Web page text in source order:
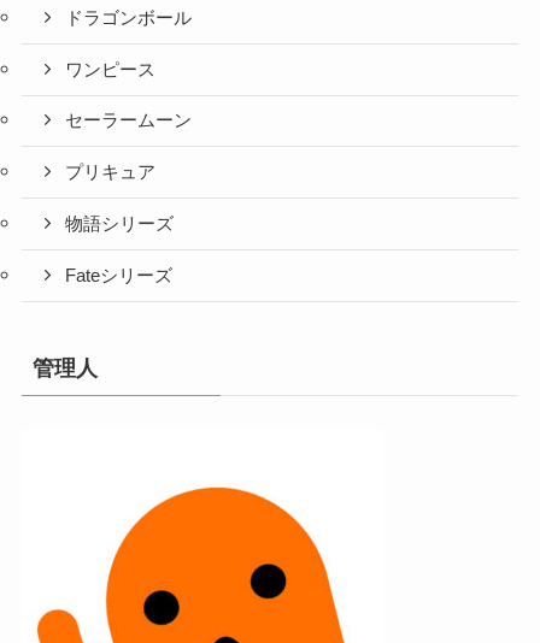
ドラゴンボール
ワンピース
セーラームーン
プリキュア
物語シリーズ
Fateシリーズ
管理人